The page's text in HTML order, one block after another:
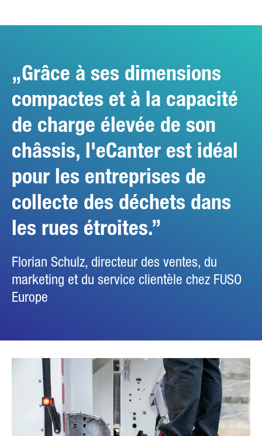
Grâce à ses dimensions
compactes et à la capacité
de charge élevée de son
châssis, l'eCanter est idéal
pour les entreprises de
collecte des déchets dans
les rues étroites.
Florian Schulz, directeur des ventes, du
marketing et du service clientèle chez FUSO
Europe